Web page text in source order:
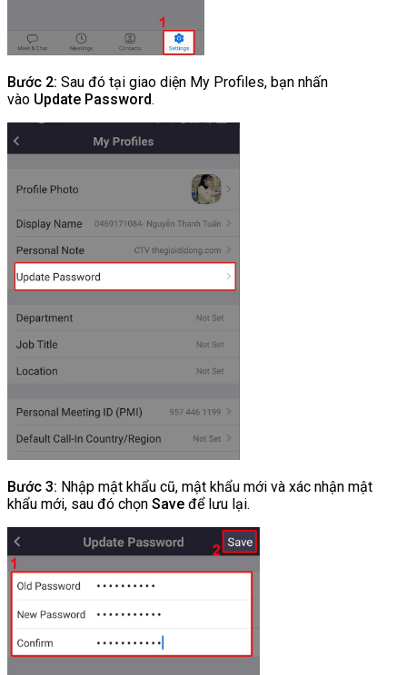
Bước 2: Sau đó tại giao diện My Profiles, bạn nhấn
vào Update Password.
Bước 3: Nhập mật khẩu cũ, mật khẩu mới và xác nhận mật
khẩu mới, sau đó chọn Save để lưu lại.